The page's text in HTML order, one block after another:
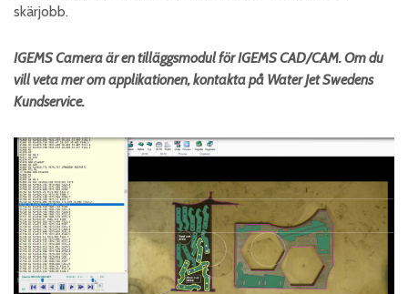
skärjobb.
IGEMS Camera är en tilläggsmodul för IGEMS CAD/CAM. Om du
vill veta mer om applikationen, kontakta på Water Jet Swedens
Kundservice.